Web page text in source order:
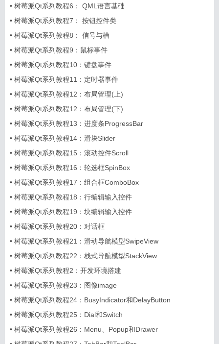
• 树莓派Qt系列教程6： QML语言基础
• 树莓派Qt系列教程7： 按钮控件类
• 树莓派Qt系列教程8： 信号与槽
• 树莓派Qt系列教程9：鼠标事件
• 树莓派Qt系列教程10：键盘事件
• 树莓派Qt系列教程11：定时器事件
• 树莓派Qt系列教程12：布局管理(上)
• 树莓派Qt系列教程12：布局管理(下)
• 树莓派Qt系列教程13：进度条ProgressBar
• 树莓派Qt系列教程14：滑块Slider
• 树莓派Qt系列教程15：滚动控件Scroll
• 树莓派Qt系列教程16：轮选框SpinBox
• 树莓派Qt系列教程17：组合框ComboBox
• 树莓派Qt系列教程18：行编辑输入控件
• 树莓派Qt系列教程19：块编辑输入控件
• 树莓派Qt系列教程20：对话框
• 树莓派Qt系列教程21：滑动导航模型SwipeView
• 树莓派Qt系列教程22：栈式导航模型StackView
• 树莓派Qt系列教程2：开发环境搭建
• 树莓派Qt系列教程23：图像image
• 树莓派Qt系列教程24：BusyIndicator和DelayButton
• 树莓派Qt系列教程25：Dial和Switch
• 树莓派Qt系列教程26：Menu、Popup和Drawer